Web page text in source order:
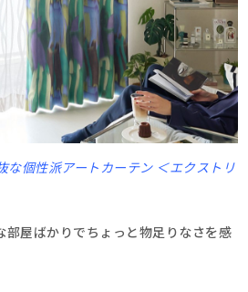
な個性派アートカーテン ＜エクストリ
部屋ばかりでちょっと物足りなさを感